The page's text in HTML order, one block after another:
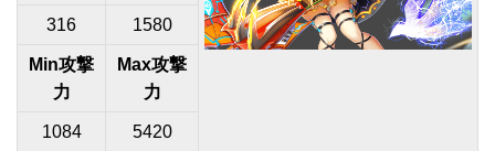
316 1580
Min攻撃
力
Max攻撃
力
1084 5420